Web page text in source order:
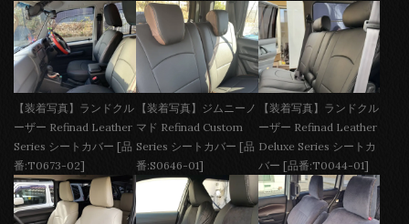
【装着写真】ランドクル
ーザー Refinad Leather
Series シートカバー [品
番:T0673-02]
【装着写真】ジムニーノ
マド Refinad Custom
Series シートカバー [品
番:S0646-01]
【装着写真】ランドクル
ーザー Refinad Leather
Deluxe Series シートカ
バー [品番:T0044-01]